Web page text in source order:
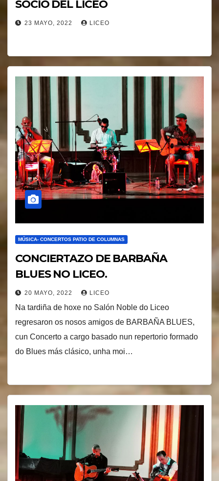
SOCIO DEL LICEO
23 MAYO, 2022 LICEO
MÚSICA- CONCERTOS PATIO DE COLUMNAS
CONCIERTAZO DE BARBAÑA
BLUES NO LICEO.
20 MAYO, 2022 LICEO
Na tardiña de hoxe no Salón Noble do Liceo
regresaron os nosos amigos de BARBAÑA BLUES,
cun Concerto a cargo basado nun repertorio formado
do Blues más clásico, unha moi…